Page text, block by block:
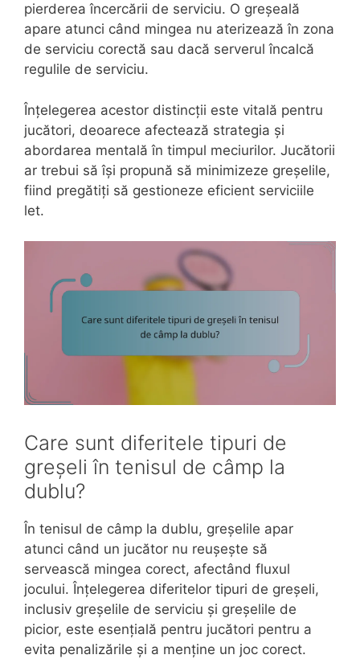
pierderea încercării de serviciu. O greșeală
apare atunci când mingea nu aterizează în zona
de serviciu corectă sau dacă serverul încalcă
regulile de serviciu.
Înțelegerea acestor distincții este vitală pentru
jucători, deoarece afectează strategia și
abordarea mentală în timpul meciurilor. Jucătorii
ar trebui să își propună să minimizeze greșelile,
fiind pregătiți să gestioneze eficient serviciile
let.
Care sunt diferitele tipuri de
greșeli în tenisul de câmp la
dublu?
În tenisul de câmp la dublu, greșelile apar
atunci când un jucător nu reușește să
servească mingea corect, afectând fluxul
jocului. Înțelegerea diferitelor tipuri de greșeli,
inclusiv greșelile de serviciu și greșelile de
picior, este esențială pentru jucători pentru a
evita penalizările și a menține un joc corect.